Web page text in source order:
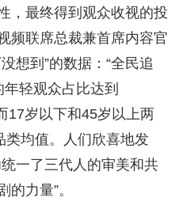
，最终得到观众收视的投
频联席总裁兼首席内容官
想到”的数据：“全民追
轻观众占比达到
17岁以下和45岁以上两
类均值。人们欣喜地发
一了三代人的审美和共
力量”。